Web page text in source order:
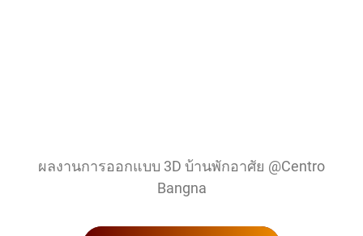
ผลงานการออกแบบ 3D บ้านพักอาศัย @Centro
Bangna